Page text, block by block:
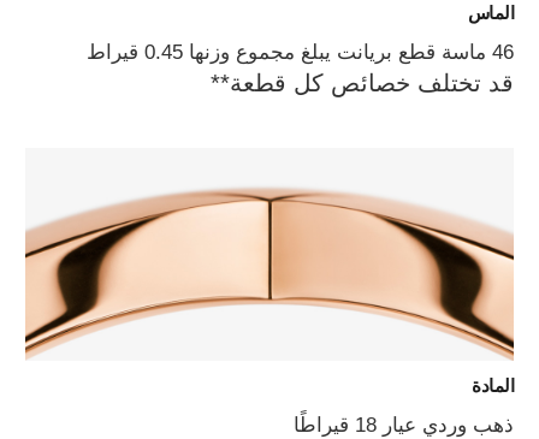
الماس
46 ماسة قطع بريانت يبلغ مجموع وزنها 0.45 قيراط
قد تختلف خصائص كل قطعة**
المادة
ذهب وردي عيار 18 قيراطًا